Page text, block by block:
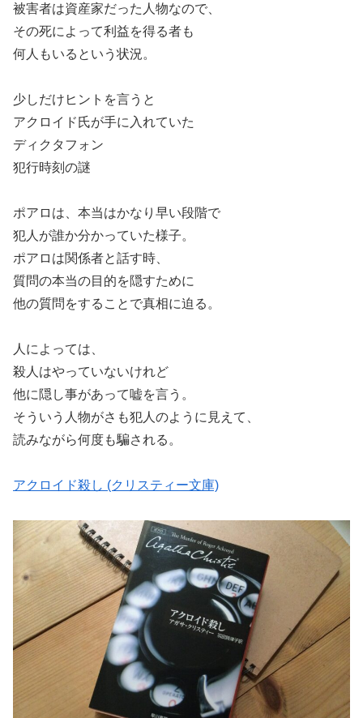
被害者は資産家だった人物なので、
その死によって利益を得る者も
何人もいるという状況。
少しだけヒントを言うと
アクロイド氏が手に入れていた
ディクタフォン
犯行時刻の謎
ポアロは、本当はかなり早い段階で
犯人が誰か分かっていた様子。
ポアロは関係者と話す時、
質問の本当の目的を隠すために
他の質問をすることで真相に迫る。
人によっては、
殺人はやっていないけれど
他に隠し事があって嘘を言う。
そういう人物がさも犯人のように見えて、
読みながら何度も騙される。
アクロイド殺し (クリスティー文庫)